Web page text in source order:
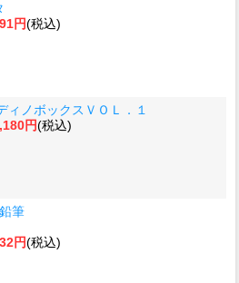
円(税込)
ィノボックスＶＯＬ．１
円(税込)
筆
円(税込)